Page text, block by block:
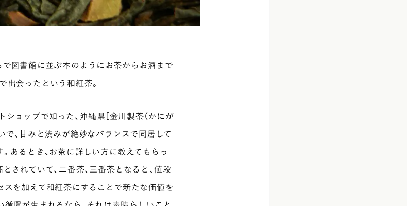
図書館に並ぶ本のようにお茶からお酒まで
会ったという和紅茶。
ショップで知った、沖縄県［金川製茶（かにが
で、甘みと渋みが絶妙なバランスで同居して
あるとき、お茶に詳しい方に教えてもらっ
されていて、二番茶、三番茶となると、値段
を加えて和紅茶にすることで新たな価値を